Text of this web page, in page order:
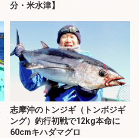
分・米水津】
志摩沖のトンジギ（トンボジギ
ング）釣行初戦で12kg本命に
60cmキハダマグロ